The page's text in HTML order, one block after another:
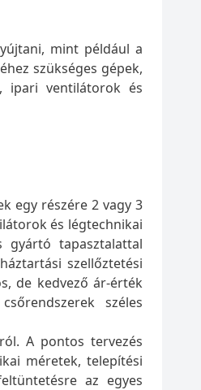
mint például a
szükséges gépek,
ipari ventilátorok és
egy részére 2 vagy 3
és légtechnikai
tapasztalattal
szellőztetési
de kedvező ár-érték
széles
A pontos tervezés
méretek, telepítési
az egyes